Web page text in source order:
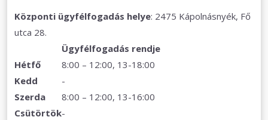
Központi ügyfélfogadás helye: 2475 Kápolnásnyék, Fő
utca 28.
Ügyfélfogadás rendje
Hétfő
8:00 – 12:00, 13-18:00
Kedd
-
Szerda
8:00 – 12:00, 13-16:00
Csütörtök-